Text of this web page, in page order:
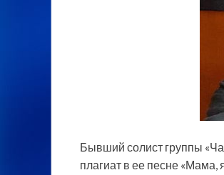
Бывший солист группы
плагиат в ее песне «Мама,